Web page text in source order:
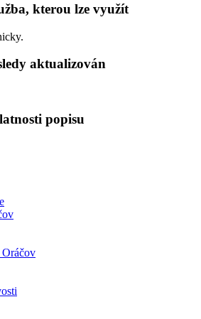
kterou lze využít
aktualizován
popisu